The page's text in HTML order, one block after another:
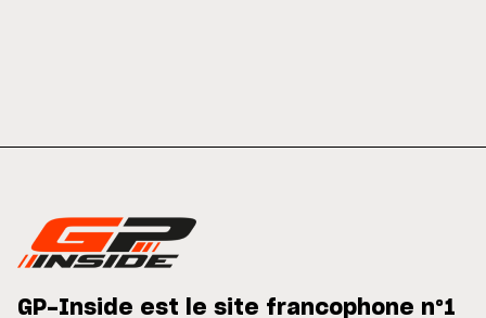
GP-Inside est le site francophone n°1